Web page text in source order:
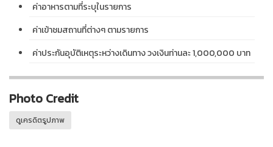
ค่าอาหารตามที่ระบุในรายการ
ค่าเข้าชมสถานที่ต่างๆ ตามรายการ
ค่าประกันอุบัติเหตุระหว่างเดินทาง วงเงินท่านละ 1,000,000 บาท
Photo Credit
ดูเครดิตรูปภาพ